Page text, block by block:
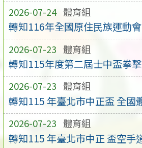
2026-07-24 體育組
轉知116年全國原住民族運動
2026-07-23 體育組
轉知115年度第二屆士中盃拳
2026-07-23 體育組
轉知115 年臺北市中正盃 全國
2026-07-23 體育組
轉知115 年臺北市中正 盃空手